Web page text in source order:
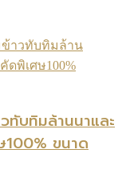
ทับทิมล้านนาและ
ขนาด